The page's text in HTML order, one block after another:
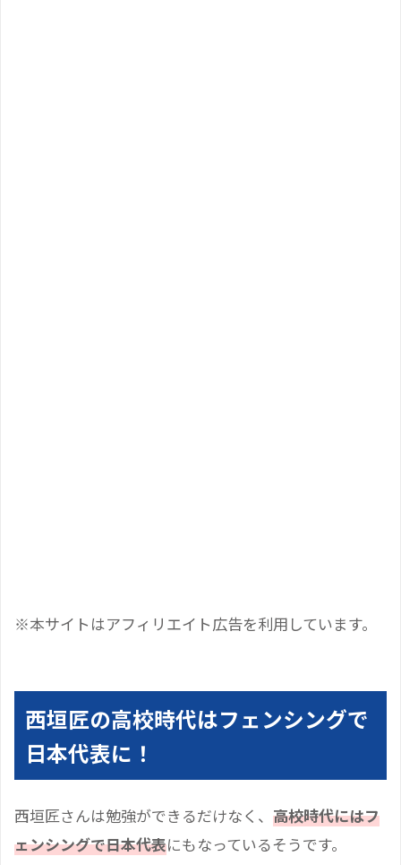
※本サイトはアフィリエイト広告を利用しています。
西垣匠の高校時代はフェンシングで
日本代表に！
西垣匠さんは勉強ができるだけなく、 高校時代にはフ
ェンシングで日本代表にもなっているそうです。